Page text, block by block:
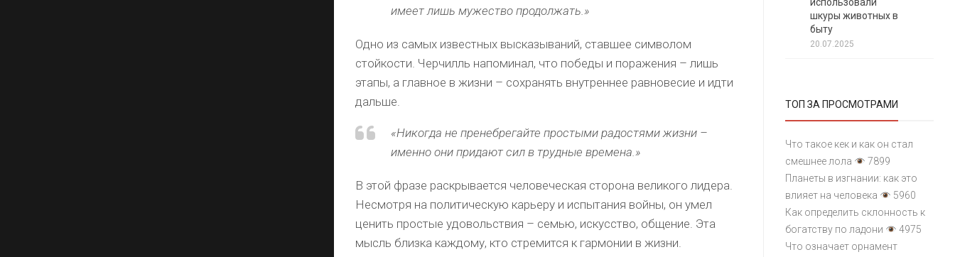
имеет лишь мужество продолжать.»
Одно из самых известных высказываний, ставшее символом
стойкости. Черчилль напоминал, что победы и поражения – лишь
этапы, а главное в жизни – сохранять внутреннее равновесие и идти
дальше.
«Никогда не пренебрегайте простыми радостями жизни –
именно они придают сил в трудные времена.»
В этой фразе раскрывается человеческая сторона великого лидера.
Несмотря на политическую карьеру и испытания войны, он умел
ценить простые удовольствия – семью, искусство, общение. Эта
мысль близка каждому, кто стремится к гармонии в жизни.
шкуры животных в
быту
20.07.2025
ТОП ЗА ПРОСМОТРАМИ
Что такое кек и как он стал
смешнее лола
7899
Планеты в изгнании: как это
влияет на человека
5960
Как определить склонность к
богатству по ладони
4975
Что означает орнамент